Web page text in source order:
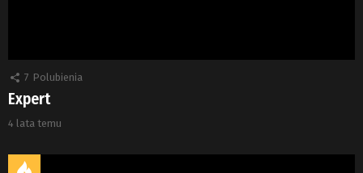
7 Polubienia
Expert
4 lata temu